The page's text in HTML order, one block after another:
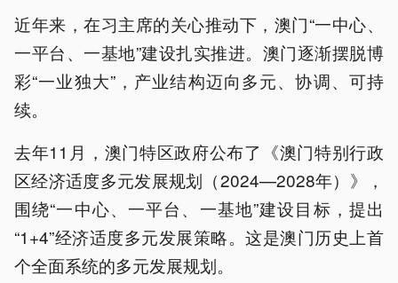
近年来，在习主席的关心推动下，澳门“一中心、
一平台、一基地”建设扎实推进。澳门逐渐摆脱博
彩“一业独大”，产业结构迈向多元、协调、可持
续。
去年11月，澳门特区政府公布了《澳门特别行政
区经济适度多元发展规划（2024—2028年）》，
围绕“一中心、一平台、一基地”建设目标，提出
“1+4”经济适度多元发展策略。这是澳门历史上首
个全面系统的多元发展规划。